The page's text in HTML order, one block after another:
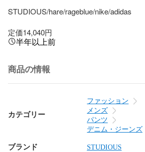
STUDIOUS/hare/rageblue/nike/adidas
定価14,040円
半年以上前
商品の情報
カテゴリー
ファッション
メンズ
パンツ
デニム・ジーンズ
ブランド STUDIOUS